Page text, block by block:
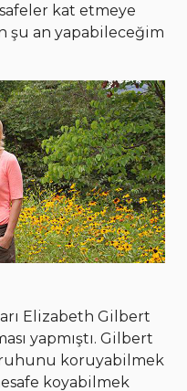
kat etmeye
şu an yapabileceğim
Elizabeth Gilbert
yapmıştı. Gilbert
ruhunu koruyabilmek
koyabilmek